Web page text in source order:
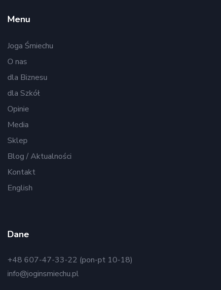
Menu
Joga Śmiechu
O nas
dla Biznesu
dla Szkół
Opinie
Media
Sklep
Blog / Aktualności
Kontakt
English
Dane
+48 607-47-33-22 (pon-pt 10-18)
info@joginsmiechu.pl